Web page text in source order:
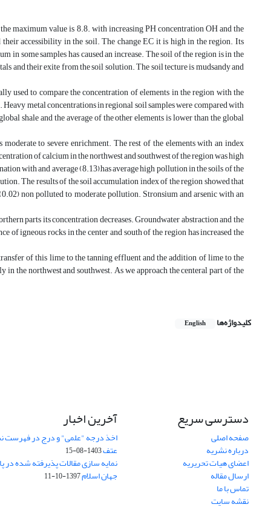
maximum value is 8.8. with increasing PH concentration OH and the
their accessibility in the soil. The change EC it is high in the region. Its
some samples has caused an increase. The soil of the region is in the
and their exite from the soil solution. The soil tecture is mudsandy and
used to compare the concentration of elements in the region with the
metal concentrations in regional soil samples were compared with
shale and the average of the other elements is lower than the global
to severe enrichment. The rest of the elements with an index
of calcium in the northwest and southwest of the region was high
with and average (8.13),has average high pollution in the soils of the
The results of the soil accumulation index of the region showed that
non polluted to moderate pollution. Stronsium and arsenic with an
parts its concentration decreases. Groundwater abstraction and the
of igneous rocks in the center and south of the region has increased the
of this lime to the tanning effluent and the addition of lime to the
the northwest and southwest. As we approach the centeral part of the
کلیدواژه‌ها English
دسترسی سریع
صفحه اصلی
درباره نشریه
اعضای هیات تحریریه
ارسال مقاله
تماس با ما
نقشه سایت
آخرین اخبار
اخذ درجه "علمی" و درج در فهرست
عتف1403-08-15
نمایه سازی مقالات پذیرفته شده در
جهان اسلام1397-10-11